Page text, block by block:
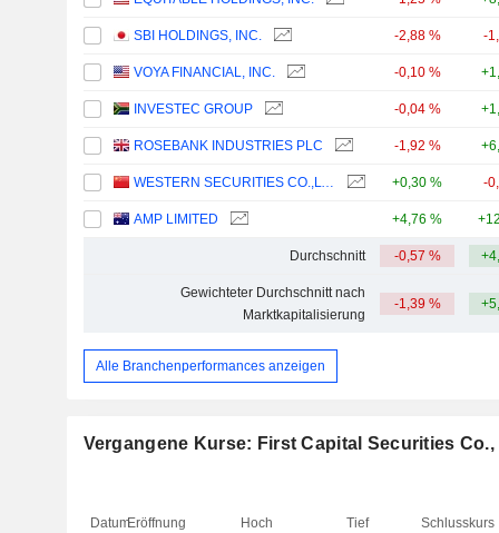
SBI HOLDINGS, INC. -2,88 % -
VOYA FINANCIAL, INC. -0,10 %
INVESTEC GROUP -0,04 %
ROSEBANK INDUSTRIES PLC -1,92 %
WESTERN SECURITIES CO.,LTD. +0,30 % -
AMP LIMITED +4,76 %
Durchschnitt -0,57 %
Gewichteter Durchschnitt nach
Marktkapitalisierung
-1,39 %
Alle Branchenperformances anzeigen
Vergangene Kurse: First Capital Securities Co.,
DatumEröffnung Hoch Tief Schlusskurs